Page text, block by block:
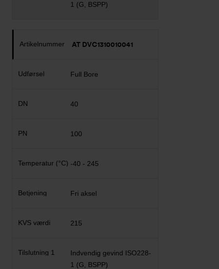
1 (G, BSPP)
AT DVC1310010041
Full Bore
40
100
-40 - 245
Fri aksel
215
Indvendig gevind ISO228-
1 (G, BSPP)